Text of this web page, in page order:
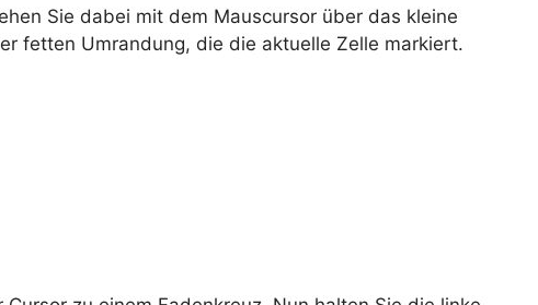
Sie dabei mit dem Mauscursor über das kleine
fetten Umrandung, die die aktuelle Zelle markiert.